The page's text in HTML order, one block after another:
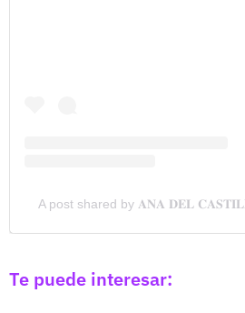
A post shared by 𝐀𝐍𝐀 𝐃𝐄𝐋
Te puede interesar: